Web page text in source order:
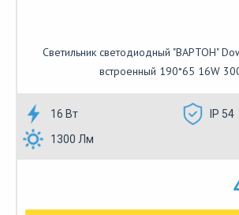
Cветильник светодиодный "ВАРТОН"
встроенный 190*65 16W
16 Вт
IP 54
1300 Лм